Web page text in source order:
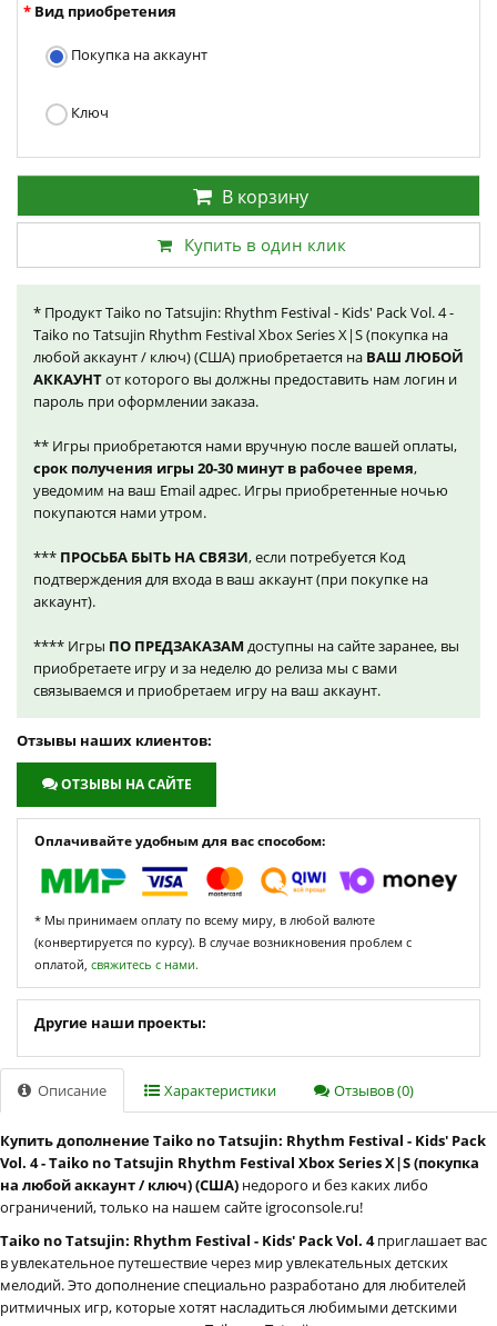
Вид приобретения
Покупка на аккаунт
Ключ
В корзину
Купить в один клик
* Продукт Taiko no Tatsujin: Rhythm Festival - Kids' Pack Vol. 4 -
Taiko no Tatsujin Rhythm Festival Xbox Series X|S (покупка на
любой аккаунт / ключ) (США) приобретается на ВАШ ЛЮБОЙ
АККАУНТот которого вы должны предоставить нам логин и
пароль при оформлении заказа.
** Игры приобретаются нами вручную после вашей оплаты,
срок получения игры 20-30 минут в рабочее время,
уведомим на ваш Email адрес. Игры приобретенные ночью
покупаются нами утром.
*** ПРОСЬБА БЫТЬ НА СВЯЗИ, если потребуется Код
подтверждения для входа в ваш аккаунт (при покупке на
аккаунт).
**** Игры ПО ПРЕДЗАКАЗАМ доступны на сайте заранее, вы
приобретаете игру и за неделю до релиза мы с вами
связываемся и приобретаем игру на ваш аккаунт.
Отзывы наших клиентов:
ОТЗЫВЫ НА САЙТЕ
Оплачивайте удобным для вас способом:
* Мы принимаем оплату по всему миру, в любой валюте
(конвертируется по курсу). В случае возникновения проблем с
оплатой, свяжитесь с нами.
Другие наши проекты:
Описание Характеристики Отзывов (0)
Купить дополнение Taiko no Tatsujin: Rhythm Festival - Kids' Pack
Vol. 4 - Taiko no Tatsujin Rhythm Festival Xbox Series X|S (покупка
на любой аккаунт / ключ) (США) недорого и без каких либо
ограничений, только на нашем сайте igroconsole.ru!
Taiko no Tatsujin: Rhythm Festival - Kids' Pack Vol. 4приглашает вас
в увлекательное путешествие через мир увлекательных детских
мелодий. Это дополнение специально разработано для любителей
ритмичных игр, которые хотят насладиться любимыми детскими